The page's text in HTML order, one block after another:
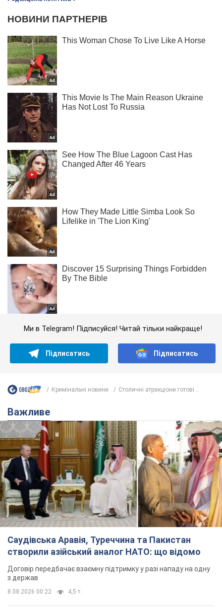
Ми в Telegram! Підписуйся! Читай тільки найкраще!
Підписатись Підписатись
Кримінальні новини Столичні атракціони готові...
Важливе
Саудівська Аравія, Туреччина та Пакистан
створили азійський аналог НАТО: що відомо
Договір передбачає взаємну підтримку у разі нападу на одну
з держав
8.08.2026 00:22 4,5 т.